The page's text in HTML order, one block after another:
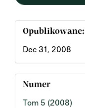
Opublikowane:
Dec 31, 2008
Numer
Tom 5 (2008)